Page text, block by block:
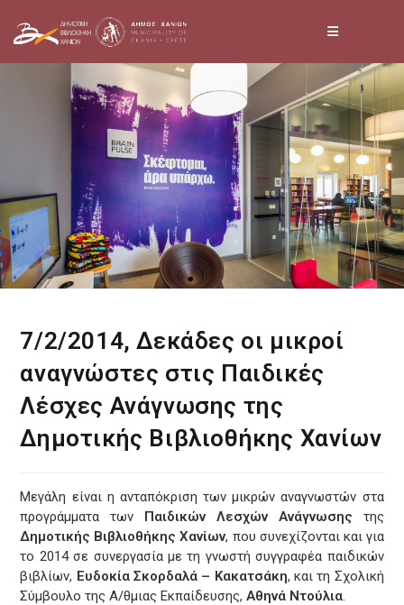
7/2/2014, Δεκάδες οι μικροί
αναγνώστες στις Παιδικές
Λέσχες Ανάγνωσης της
Δημοτικής Βιβλιοθήκης Χανίων
Μεγάλη είναι η ανταπόκριση των μικρών αναγνωστών στα
προγράμματα των Παιδικών Λεσχών Ανάγνωσης της
Δημοτικής Βιβλιοθήκης Χανίων, που συνεχίζονται και για
το 2014 σε συνεργασία με τη γνωστή συγγραφέα παιδικών
βιβλίων, Ευδοκία Σκορδαλά – Κακατσάκη, και τη Σχολική
Σύμβουλο της Α/θμιας Εκπαίδευσης,Αθηνά Ντούλια.